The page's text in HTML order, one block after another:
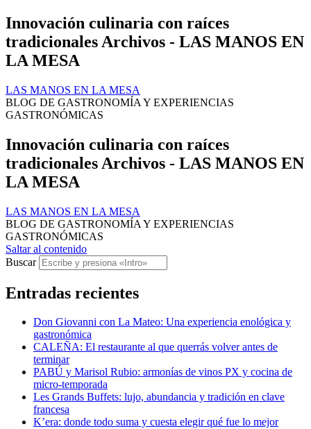
Innovación culinaria con raíces
tradicionales Archivos - LAS MANOS EN
LA MESA
LAS MANOS EN LA MESA
BLOG DE GASTRONOMÍA Y EXPERIENCIAS
GASTRONÓMICAS
Innovación culinaria con raíces
tradicionales Archivos - LAS MANOS EN
LA MESA
LAS MANOS EN LA MESA
BLOG DE GASTRONOMÍA Y EXPERIENCIAS
GASTRONÓMICAS
Saltar al contenido
Buscar
Entradas recientes
Don Giovanni con La Mateo: Una experiencia enológica y
gastronómica
CALEÑA: El restaurante al que querrás volver antes de
terminar
PABÚ y Marisol Rubio: armonías de vinos PX y cocina de
micro-temporada
Les Grands Buffets: lujo, abundancia y tradición en clave
francesa
K’era: donde todo suma y cuesta elegir qué fue lo mejor